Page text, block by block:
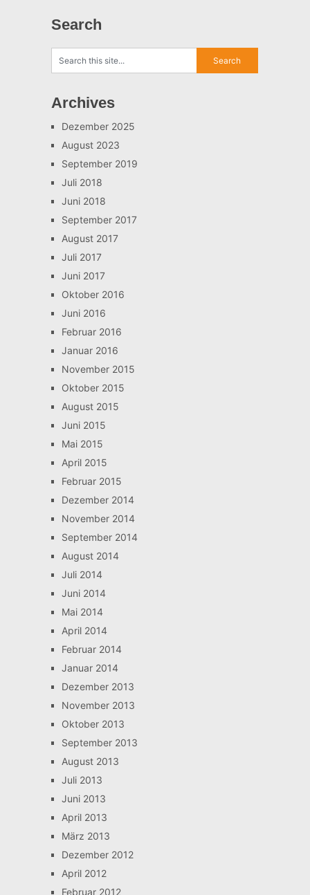
Search
Archives
Dezember 2025
August 2023
September 2019
Juli 2018
Juni 2018
September 2017
August 2017
Juli 2017
Juni 2017
Oktober 2016
Juni 2016
Februar 2016
Januar 2016
November 2015
Oktober 2015
August 2015
Juni 2015
Mai 2015
April 2015
Februar 2015
Dezember 2014
November 2014
September 2014
August 2014
Juli 2014
Juni 2014
Mai 2014
April 2014
Februar 2014
Januar 2014
Dezember 2013
November 2013
Oktober 2013
September 2013
August 2013
Juli 2013
Juni 2013
April 2013
März 2013
Dezember 2012
April 2012
Februar 2012